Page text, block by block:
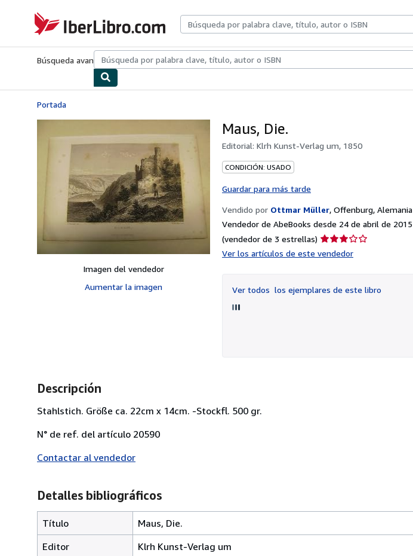
IberLibro.com
Búsqueda avanzadaColecciones Libros antiguosArte y coleccionismo
Portada
Imagen del vendedor
Aumentar la imagen
Maus, Die.
Editorial: Klrh Kunst-Verlag um, 1850
CONDICIÓN: USADO
Guardar para más tarde
Vendido por Ottmar Müller, Offenburg, Alemania
Vendedor de AbeBooks desde 24 de abril de 2015
(vendedor de 3 estrellas) Calificación
Ver los artículos de este vendedor
Ver todos los ejemplares de este libro
Descripción
Stahlstich. Größe ca. 22cm x 14cm. -Stockfl. 500 gr.
N° de ref. del artículo 20590
Contactar al vendedor
Detalles bibliográficos
Título
Maus, Die.
Editor
Klrh Kunst-Verlag um